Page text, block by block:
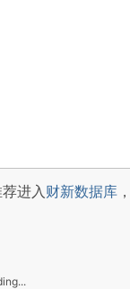
进入财新数据库